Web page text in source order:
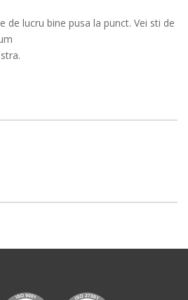
de lucru bine pusa la punct. Vei sti de